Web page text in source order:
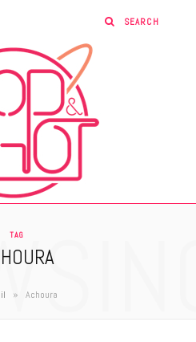
TAG
» Achoura